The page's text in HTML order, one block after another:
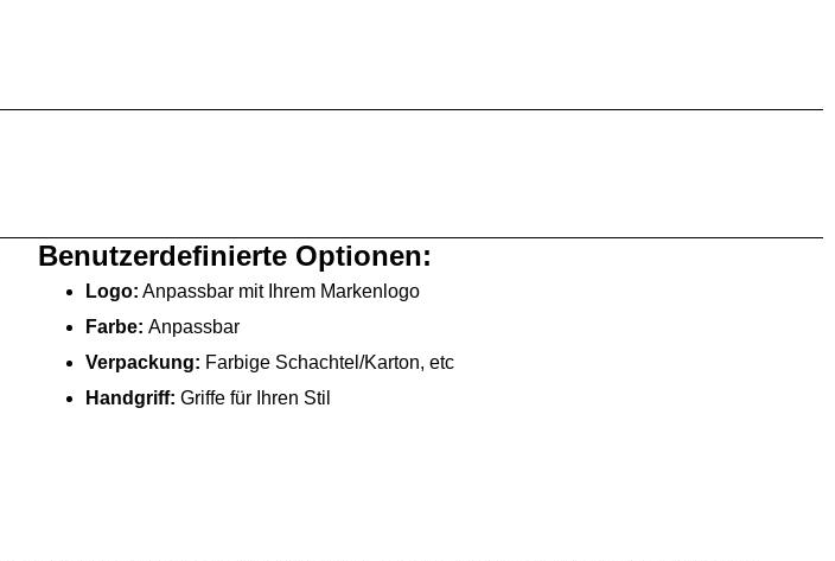
Benutzerdefinierte Optionen:
Logo: Anpassbar mit Ihrem Markenlogo
Farbe: Anpassbar
Verpackung: Farbige Schachtel/Karton, etc
Handgriff: Griffe für Ihren Stil